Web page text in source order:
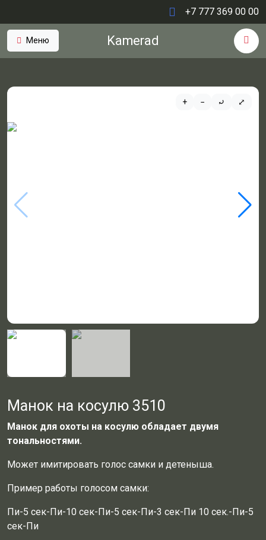
+7 777 369 00 00
Меню Kamerad
+ − ⤾ ⤢
Манок на косулю 3510
Манок для охоты на косулю обладает двумя
тональностями.
Может имитировать голос самки и детеныша.
Пример работы голосом самки:
Пи-5 сек-Пи-10 сек-Пи-5 сек-Пи-3 сек-Пи 10 сек.-Пи-5
сек-Пи